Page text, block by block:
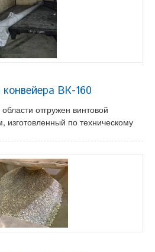
конвейера ВК-160
отгружен винтовой
по техническому